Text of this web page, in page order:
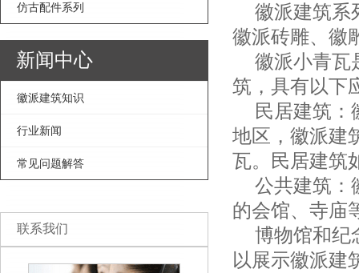
仿古配件系列
新闻中心
徽派建筑知识
行业新闻
常见问题解答
联系我们
徽派建筑系
徽派砖雕、徽
徽派小青瓦
筑，具有以下
民居建筑：
地区，徽派建
瓦。民居建筑
公共建筑：
的会馆、寺庙
博物馆和纪
以展示徽派建